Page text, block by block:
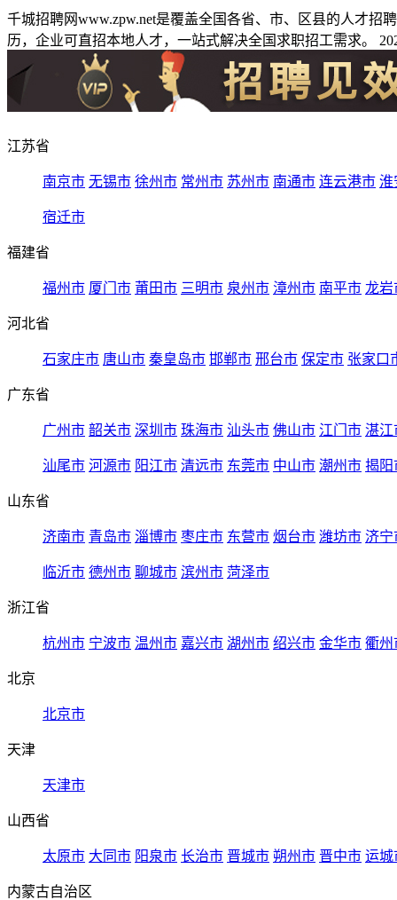
千城招聘网www.zpw.net是覆盖全国各省、市、区县的人才
历，企业可直招本地人才，一站式解决全国求职招工需求。
江苏省
南京市 无锡市 徐州市 常州市 苏州市 南通市 连云港市 淮
宿迁市
福建省
福州市 厦门市 莆田市 三明市 泉州市 漳州市 南平市 龙岩
河北省
石家庄市 唐山市 秦皇岛市 邯郸市 邢台市 保定市 张家口
广东省
广州市 韶关市 深圳市 珠海市 汕头市 佛山市 江门市 湛江
汕尾市 河源市 阳江市 清远市 东莞市 中山市 潮州市 揭阳
山东省
济南市 青岛市 淄博市 枣庄市 东营市 烟台市 潍坊市 济宁
临沂市 德州市 聊城市 滨州市 菏泽市
浙江省
杭州市 宁波市 温州市 嘉兴市 湖州市 绍兴市 金华市 衢州
北京
北京市
天津
天津市
山西省
太原市 大同市 阳泉市 长治市 晋城市 朔州市 晋中市 运城
内蒙古自治区